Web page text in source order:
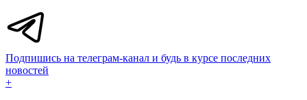
Подпишись на телеграм-канал и будь в курсе последних
новостей
+